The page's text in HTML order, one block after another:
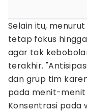
Selain itu,
tetap fokus
agar tak
terakhir.
dan grup tim
pada menit-
Konsentrasi pada